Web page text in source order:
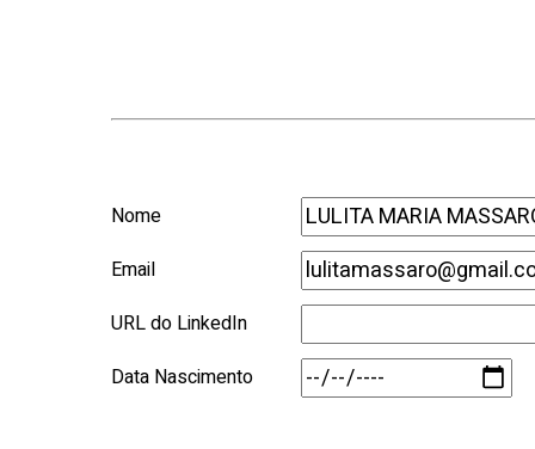
Nome
Email
URL do LinkedIn
Data Nascimento